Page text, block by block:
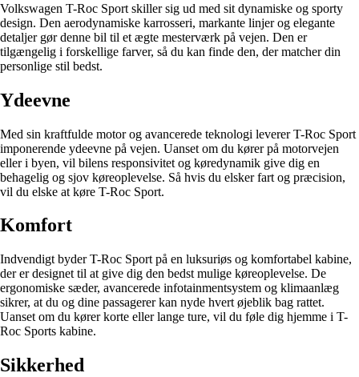
Volkswagen T-Roc Sport skiller sig ud med sit dynamiske og sporty
design. Den aerodynamiske karrosseri, markante linjer og elegante
detaljer gør denne bil til et ægte mesterværk på vejen. Den er
tilgængelig i forskellige farver, så du kan finde den, der matcher din
personlige stil bedst.
Ydeevne
Med sin kraftfulde motor og avancerede teknologi leverer T-Roc Sport
imponerende ydeevne på vejen. Uanset om du kører på motorvejen
eller i byen, vil bilens responsivitet og køredynamik give dig en
behagelig og sjov køreoplevelse. Så hvis du elsker fart og præcision,
vil du elske at køre T-Roc Sport.
Komfort
Indvendigt byder T-Roc Sport på en luksuriøs og komfortabel kabine,
der er designet til at give dig den bedst mulige køreoplevelse. De
ergonomiske sæder, avancerede infotainmentsystem og klimaanlæg
sikrer, at du og dine passagerer kan nyde hvert øjeblik bag rattet.
Uanset om du kører korte eller lange ture, vil du føle dig hjemme i T-
Roc Sports kabine.
Sikkerhed